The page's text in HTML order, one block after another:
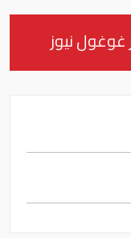
غوغول نيوز